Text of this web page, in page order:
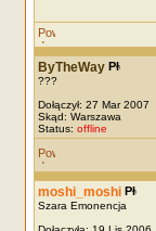
ByTheWay
???
Dołączył: 27 Mar 2007
Skąd: Warszawa
Status: offline
moshi_moshi
Szara Emonencja